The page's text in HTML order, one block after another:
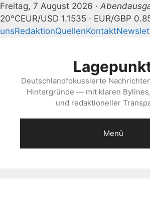
Freitag, 7 August 2026 ·
20°CEUR/USD 1.1535 · EUR/GBP
unsRedaktionQuellenKontakt
Deutschlandfokussierte
Hintergründe — mit klaren
und redaktioneller
Menü